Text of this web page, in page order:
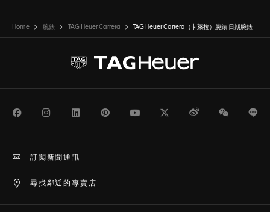
Home 腕錶 TAG Heuer Carrera TAG Heuer Carrera（卡萊拉）腕錶 日期腕錶
FacebookInstagramLinkedInPinterestYoutubeTwitterWeiboWeChat
尋找鄰近的專賣店
訂閱新聞通訊